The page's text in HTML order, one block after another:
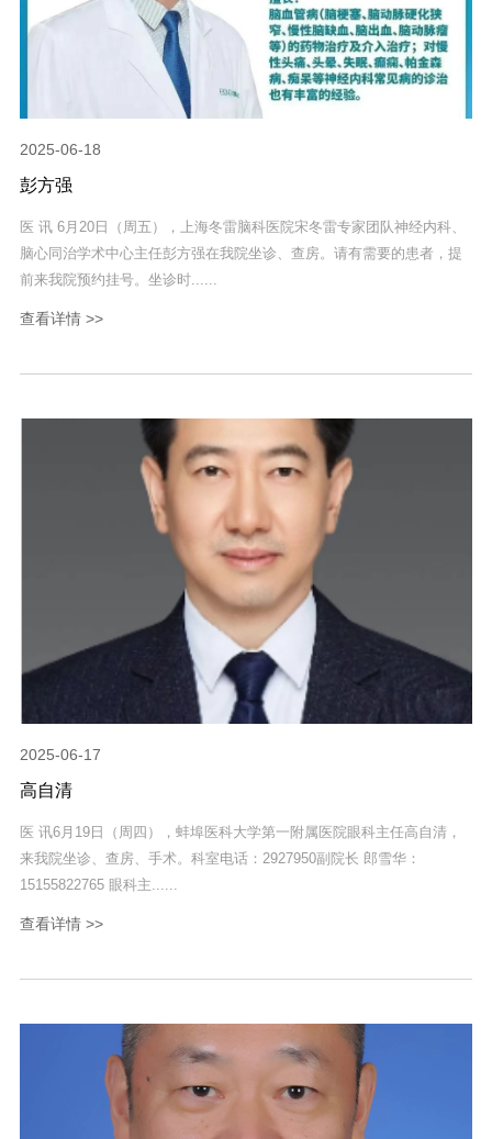
2025-06-18
彭方强
医 讯 6月20日（周五），上海冬雷脑科医院宋冬雷专家团队神经内科、
脑心同治学术中心主任彭方强在我院坐诊、查房。请有需要的患者，提
前来我院预约挂号。坐诊时......
查看详情 >>
2025-06-17
高自清
医 讯6月19日（周四），蚌埠医科大学第一附属医院眼科主任高自清，
来我院坐诊、查房、手术。科室电话：2927950副院长 郎雪华：
15155822765 眼科主......
查看详情 >>